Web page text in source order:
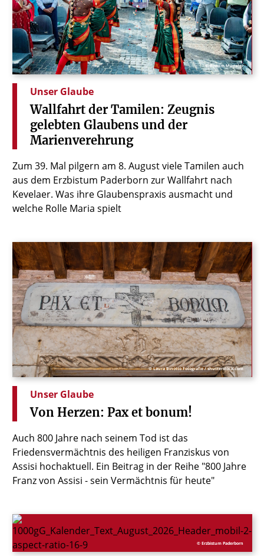
© Bistum Münster
Unser Glaube
Wallfahrt der Tamilen: Zeugnis
gelebten Glaubens und der
Marienverehrung
Zum 39. Mal pilgern am 8. August viele Tamilen auch
aus dem Erzbistum Paderborn zur Wallfahrt nach
Kevelaer. Was ihre Glaubenspraxis ausmacht und
welche Rolle Maria spielt
© Laura Binotto Fotografie / shutterstock.com
Unser Glaube
Von Herzen: Pax et bonum!
Auch 800 Jahre nach seinem Tod ist das
Friedensvermächtnis des heiligen Franziskus von
Assisi hochaktuell. Ein Beitrag in der Reihe "800 Jahre
Franz von Assisi - sein Vermächtnis für heute"
© Erzbistum Paderborn